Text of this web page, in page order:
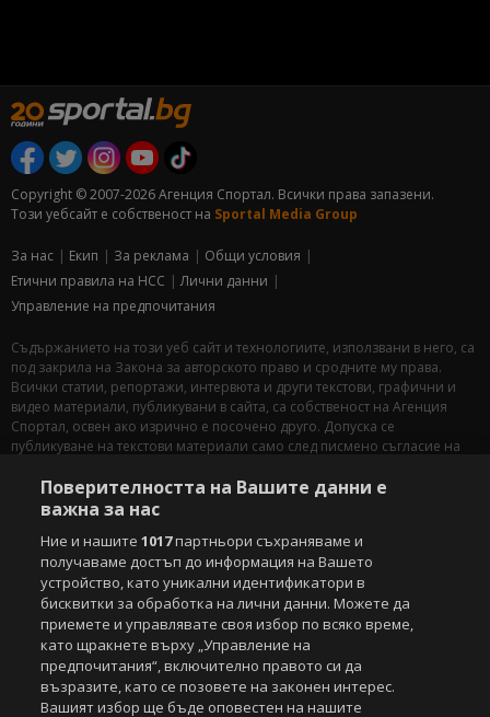
Copyright © 2007-2026 Агенция Спортал. Всички права запазени.
Този уебсайт е собственост на Sportal Media Group
За нас Екип За рекламa
Общи условия
Етични правила на НСС
Лични данни
Управление на предпочитания
Съдържанието на този уеб сайт и технологиите, използвани в него, са
под закрила на Закона за авторското право и сродните му права.
Всички статии, репортажи, интервюта и други текстови, графични и
видео материали, публикувани в сайта, са собственост на Агенция
Спортал, освен ако изрично е посочено друго. Допуска се
публикуване на текстови материали само след писмено съгласие на
www.sportal.bg. Използването на графични и видео материали,
публикувани в сайта, е строго забранено. Нарушителите ще бъдат
СвалиБЕЗПЛАТНОТОприложение за:
Android
Powered by:
Поверителността на Вашите данни е
важна за нас
Ние и нашите1017партньори съхраняваме и
получаваме достъп до информация на Вашето
устройство, като уникални идентификатори в
бисквитки за обработка на лични данни. Можете да
приемете и управлявате своя избор по всяко време,
като щракнете върху „Управление на
предпочитания“, включително правото си да
възразите, като се позовете на законен интерес.
Вашият избор ще бъде оповестен на нашите